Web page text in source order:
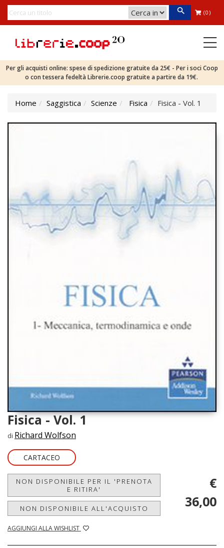
(0)
Per gli acquisti online: spese di spedizione gratuite da 25€ - Per i soci Coop
o con tessera fedeltà Librerie.coop gratuite a partire da 19€.
Home Saggistica Scienze Fisica Fisica - Vol. 1
Fisica - Vol. 1
di Richard Wolfson
CARTACEO
NON DISPONIBILE PER IL 'PRENOTA
E RITIRA'
NON DISPONIBILE ALL'ACQUISTO
AGGIUNGI ALLA WISHLIST
€
36,00